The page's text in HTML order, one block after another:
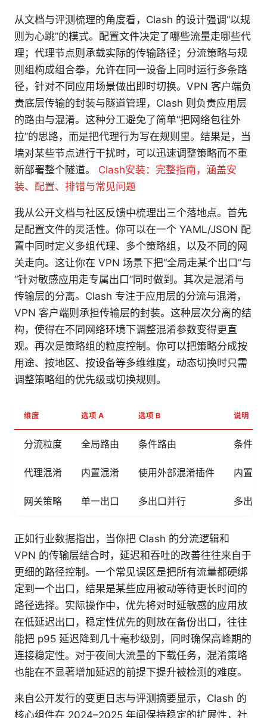
从文档与评测梳理的角度看，Clash 的设计强调“以规
则为心跳”的模式。配置文件决定了哪些流量走哪些代
理；代理节点则承载实际的传输路径；分流策略与规
则组构成组合拳，允许在同一设备上同时运行多条路
径，针对不同应用场景做出即时切换。VPN 客户端负
责底层传输的封装与隧道管理，Clash 则负责应用层
的路由与混淆。这种分工避免了简单“把网络包往外
拉”的思路，而是把代理行为写在规则里。结果是，当
墙对某些节点进行干扰时，可以迅速调整策略而不重
新部署整个隧道。 Clash安装：完整指南，涵盖安
装、配置、排错与常见问题
我从公开文档与社区反馈中梳理出三个落地点。首先
是配置文件的灵活性。你可以在一个 YAML/JSON 配
置中同时定义多组代理、多个策略组，以及不同的网
关走向。这让你在 VPN 场景下把“全局走某个出口”与
“针对敏感应用走专属出口”同时做到。其次是混淆与
传输层的分离。Clash 专注于应用层的分流与混淆，
VPN 客户端则承担传输层的封装。这种层次分离的结
构，使得在不同网络环境下调整混淆参数变得更直
观。再次是策略组的粒度控制。你可以把策略分成按
用途、按地区、按设备等多维维度，动态切换时只需
调整策略组的优先级或切换规则。
维度 选项 A 选项 B 说明
分流粒度 全局路由 条件路由 条件路
代理混淆 内置混淆 使用外部混淆插件 内置混
网关策略 单一出口 多出口并行 多出口
正如行业数据指出，当你把 Clash 的分流逻辑和
VPN 的传输层结合时，延迟和吞吐的改善往往来自于
更细的路径控制。一个常见误区是把所有流量都硬绑
定到一个出口，结果是某些应用被动等待更长时间的
路径选择。实际操作中，优先将对时延敏感的应用放
在低延迟出口，稳定性优先的则放在备份出口，往往
能把 p95 延迟降到几十毫秒级别，同时确保高峰期的
连接稳定性。对于夜间大流量的下载任务，混淆策略
也能在不显著增加延迟的前提下提升被检测的难度。
来自公开发行的变更日志与评测摘要显示，Clash 的
核心组件在 2024–2025 年间保持稳定的扩展性，社